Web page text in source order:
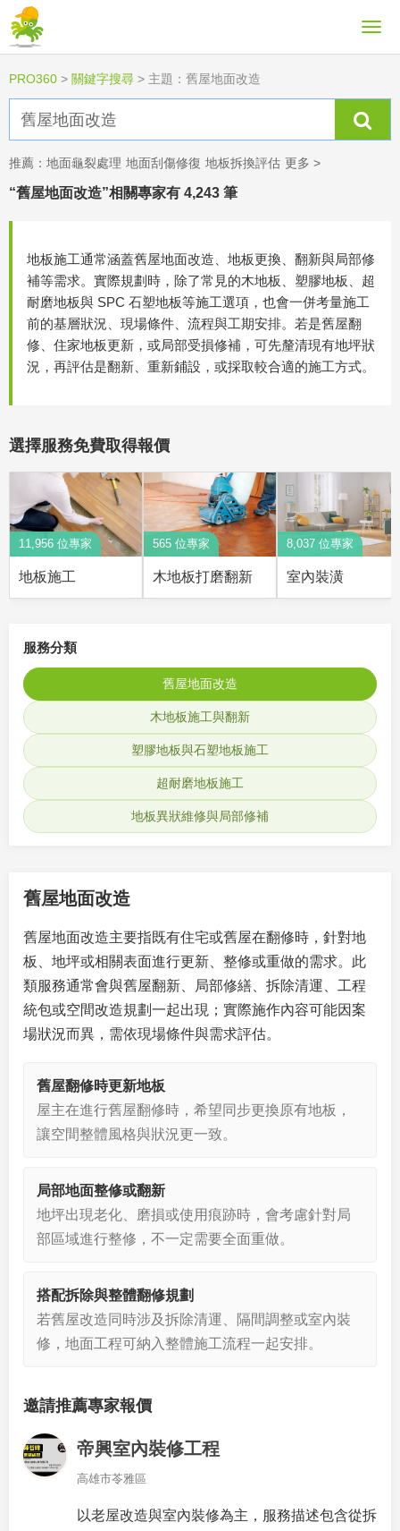
PRO360 > 關鍵字搜尋 > 主題：舊屋地面改造
推薦： 地面龜裂處理 地面刮傷修復 地板拆換評估 更多 >
“舊屋地面改造”相關專家有 4,243 筆
地板施工通常涵蓋舊屋地面改造、地板更換、翻新與局部修
補等需求。實際規劃時，除了常見的木地板、塑膠地板、超
耐磨地板與 SPC 石塑地板等施工選項，也會一併考量施工
前的基層狀況、現場條件、流程與工期安排。若是舊屋翻
修、住家地板更新，或局部受損修補，可先釐清現有地坪狀
況，再評估是翻新、重新鋪設，或採取較合適的施工方式。
選擇服務免費取得報價
11,956 位專家
地板施工
565 位專家
木地板打磨翻新
8,037 位專家
室內裝潢
服務分類
舊屋地面改造
木地板施工與翻新
塑膠地板與石塑地板施工
超耐磨地板施工
地板異狀維修與局部修補
舊屋地面改造
舊屋地面改造主要指既有住宅或舊屋在翻修時，針對地
板、地坪或相關表面進行更新、整修或重做的需求。此
類服務通常會與舊屋翻新、局部修繕、拆除清運、工程
統包或空間改造規劃一起出現；實際施作內容可能因案
場狀況而異，需依現場條件與需求評估。
舊屋翻修時更新地板
屋主在進行舊屋翻修時，希望同步更換原有地板，
讓空間整體風格與狀況更一致。
局部地面整修或翻新
地坪出現老化、磨損或使用痕跡時，會考慮針對局
部區域進行整修，不一定需要全面重做。
搭配拆除與整體翻修規劃
若舊屋改造同時涉及拆除清運、隔間調整或室內裝
修，地面工程可納入整體施工流程一起安排。
邀請推薦專家報價
帝興室內裝修工程
高雄市苓雅區
以老屋改造與室內裝修為主，服務描述包含從拆